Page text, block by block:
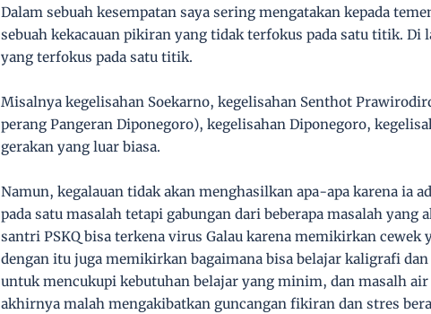
Dalam sebuah kesempatan saya sering mengatakan kepada
sebuah kekacauan pikiran yang tidak terfokus pada satu titik.
yang terfokus pada satu titik.
Misalnya kegelisahan Soekarno, kegelisahan Senthot
perang Pangeran Diponegoro), kegelisahan Diponegoro,
gerakan yang luar biasa.
Namun, kegalauan tidak akan menghasilkan apa-apa karena ia
pada satu masalah tetapi gabungan dari beberapa masalah
santri PSKQ bisa terkena virus Galau karena memikirkan
dengan itu juga memikirkan bagaimana bisa belajar kaligrafi
untuk mencukupi kebutuhan belajar yang minim, dan masalh
akhirnya malah mengakibatkan guncangan fikiran dan stres